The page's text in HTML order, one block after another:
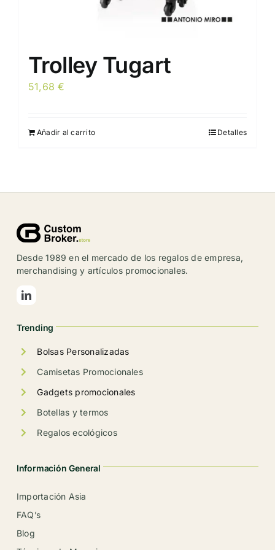
Trolley Tugart
51,68€
Añadir al carrito Detalles
Desde 1989 en el mercado de los regalos de empresa,
merchandising y artículos promocionales.
Trending
Bolsas Personalizadas
Camisetas Promocionales
Gadgets promocionales
Botellas y termos
Regalos ecológicos
Información General
Importación Asia
FAQ’s
Blog